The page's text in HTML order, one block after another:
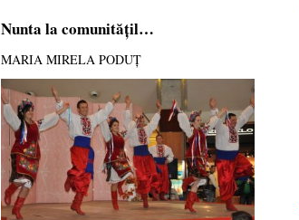
Nunta la comunităţil…
MARIA MIRELA PODUȚ